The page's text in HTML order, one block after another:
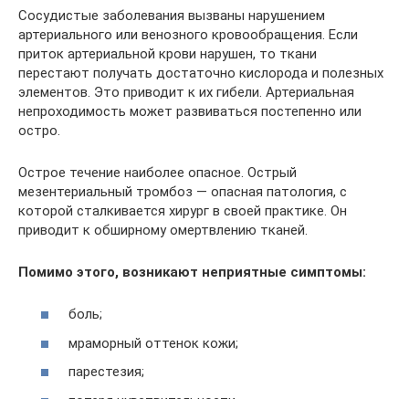
Сосудистые заболевания вызваны нарушением
артериального или венозного кровообращения. Если
приток артериальной крови нарушен, то ткани
перестают получать достаточно кислорода и полезных
элементов. Это приводит к их гибели. Артериальная
непроходимость может развиваться постепенно или
остро.
Острое течение наиболее опасное. Острый
мезентериальный тромбоз — опасная патология, с
которой сталкивается хирург в своей практике. Он
приводит к обширному омертвлению тканей.
Помимо этого, возникают неприятные симптомы:
боль;
мраморный оттенок кожи;
парестезия;